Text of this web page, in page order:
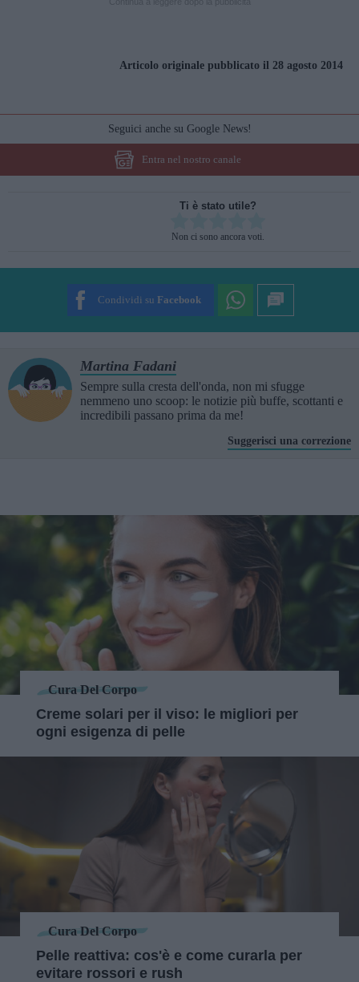
Articolo originale pubblicato il 28 agosto 2014
Seguici anche su Google News!
Entra nel nostro canale
Ti è stato utile?
Non ci sono ancora voti.
Condividi su Facebook
Martina Fadani
Sempre sulla cresta dell'onda, non mi sfugge
nemmeno uno scoop: le notizie più buffe, scottanti e
incredibili passano prima da me!
Suggerisci una correzione
Cura Del Corpo
Creme solari per il viso: le migliori per
ogni esigenza di pelle
Cura Del Corpo
Pelle reattiva: cos'è e come curarla per
evitare rossori e rush